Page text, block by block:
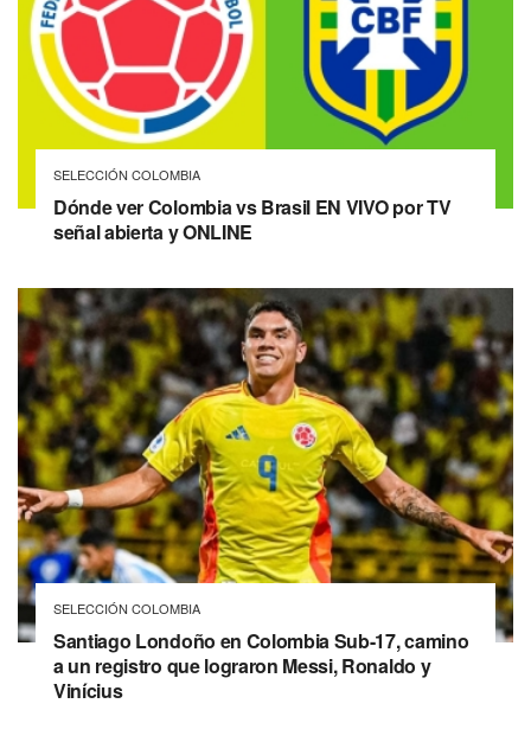
SELECCIÓN COLOMBIA
Dónde ver Colombia vs Brasil EN VIVO por TV
señal abierta y ONLINE
SELECCIÓN COLOMBIA
Santiago Londoño en Colombia Sub-17, camino
a un registro que lograron Messi, Ronaldo y
Vinícius